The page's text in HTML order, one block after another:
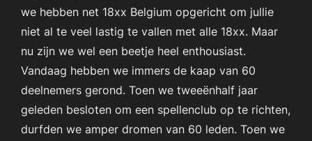
we hebben net 18xx Belgium opgericht om jullie
niet al te veel lastig te vallen met alle 18xx. Maar
nu zijn we wel een beetje heel enthousiast.
Vandaag hebben we immers de kaap van 60
deelnemers gerond. Toen we tweeënhalf jaar
geleden besloten om een spellenclub op te richten,
durfden we amper dromen van 60 leden. Toen we